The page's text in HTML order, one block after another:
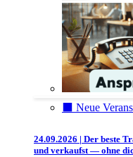
⬛️ Neue
24.09.2026 | Der beste
und verkaufst — ohne